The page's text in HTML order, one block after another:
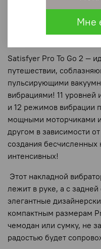
Вакуум-
путешествий:
Satisfyer Pro To Go 2 —
путешествии,
пульсирующими
вибрациями! 11 уровней
и 12 режимов вибрации
мощными моторчиками и
другом в зависимости
создания
интенсивных!
Этот накладной
лежит в руке, а с
элегантные
компактным размерам
чемодан или сумку, не
радостью будет
Мне